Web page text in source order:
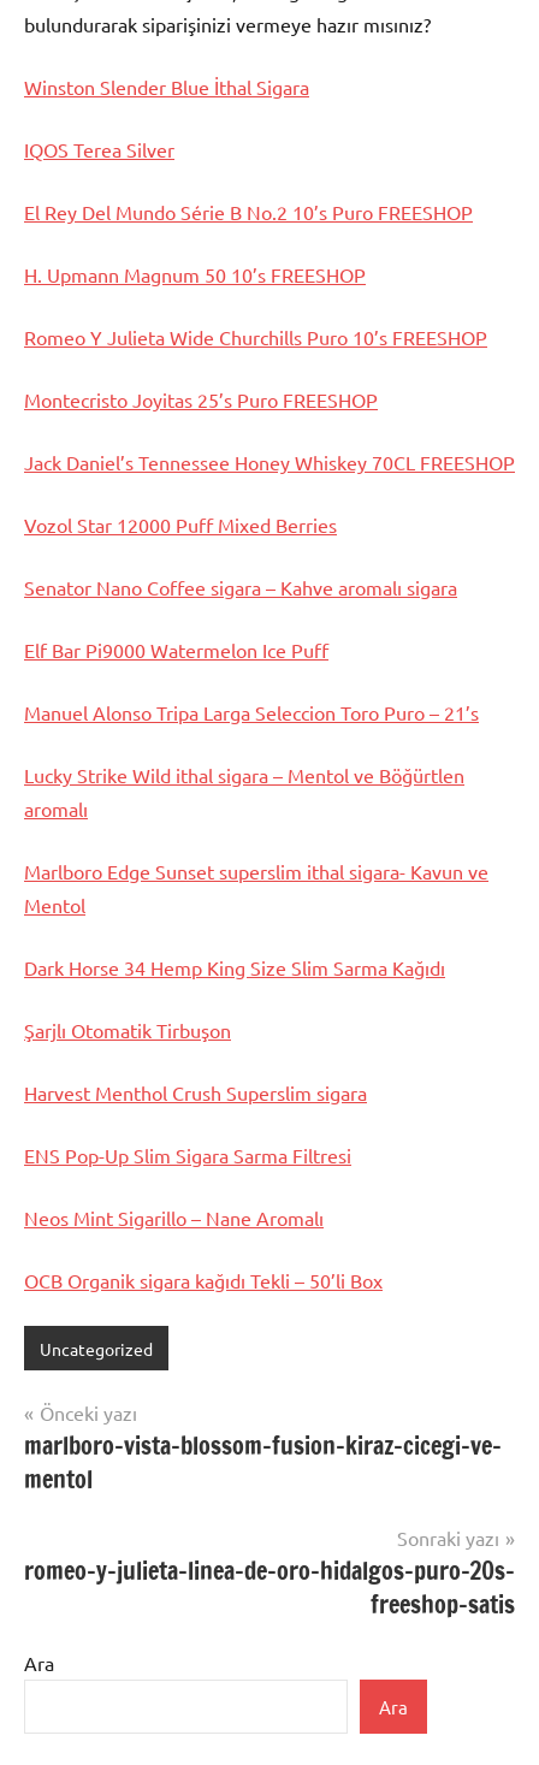
bulundurarak siparişinizi vermeye hazır mısınız?
Winston Slender Blue İthal Sigara
IQOS Terea Silver
El Rey Del Mundo Série B No.2 10’s Puro FREESHOP
H. Upmann Magnum 50 10’s FREESHOP
Romeo Y Julieta Wide Churchills Puro 10’s FREESHOP
Montecristo Joyitas 25’s Puro FREESHOP
Jack Daniel’s Tennessee Honey Whiskey 70CL FREESHOP
Vozol Star 12000 Puff Mixed Berries
Senator Nano Coffee sigara – Kahve aromalı sigara
Elf Bar Pi9000 Watermelon Ice Puff
Manuel Alonso Tripa Larga Seleccion Toro Puro – 21’s
Lucky Strike Wild ithal sigara – Mentol ve Böğürtlen
aromalı
Marlboro Edge Sunset superslim ithal sigara- Kavun ve
Mentol
Dark Horse 34 Hemp King Size Slim Sarma Kağıdı
Şarjlı Otomatik Tirbuşon
Harvest Menthol Crush Superslim sigara
ENS Pop-Up Slim Sigara Sarma Filtresi
Neos Mint Sigarillo – Nane Aromalı
OCB Organik sigara kağıdı Tekli – 50’li Box
Uncategorized
Yazı
gezinmesi
Önceki yazı
marlboro-vista-blossom-fusion-kiraz-cicegi-ve-
mentol
Sonraki yazı
romeo-y-julieta-linea-de-oro-hidalgos-puro-20s-
freeshop-satis
Ara
Ara